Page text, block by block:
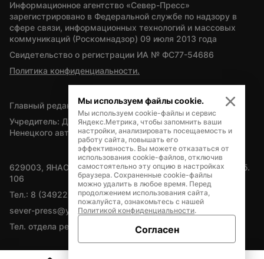
Информационное агентство «Север-Пресс»
зарегистрировано в Федеральной службе по надзору в
сфере связи, информационных технологий и массовых
коммуникаций (Роскомнадзор) 09 июля 2013 года
Свидетельство о регистрации ИА № ФС77-54686
Политика конфиденциальности.
Главный редактор — А.Л. Поздеев
Учредитель: Департамент внутренней политики Ямало-
Ненецкого автономного округа
629003, ЯНАО, Салехард, мкр. Богдана Кнунянца, д.1, каб.
106
Тел.: 8 (34922) 71262
sever-press@yamal-media.ru
Тел. отдела рекламы: 8 (34922) 42728
Мы используем файлы cookie.
Мы используем cookie-файлы и сервис
Яндекс.Метрика, чтобы запомнить ваши
настройки, анализировать посещаемость и
работу сайта, повышать его
эффективность. Вы можете отказаться от
использования cookie-файлов, отключив
самостоятельно эту опцию в настройках
браузера. Сохраненные cookie-файлы
можно удалить в любое время. Перед
продолжением использования сайта,
пожалуйста, ознакомьтесь с нашей
Политикой конфиденциальности.
Согласен